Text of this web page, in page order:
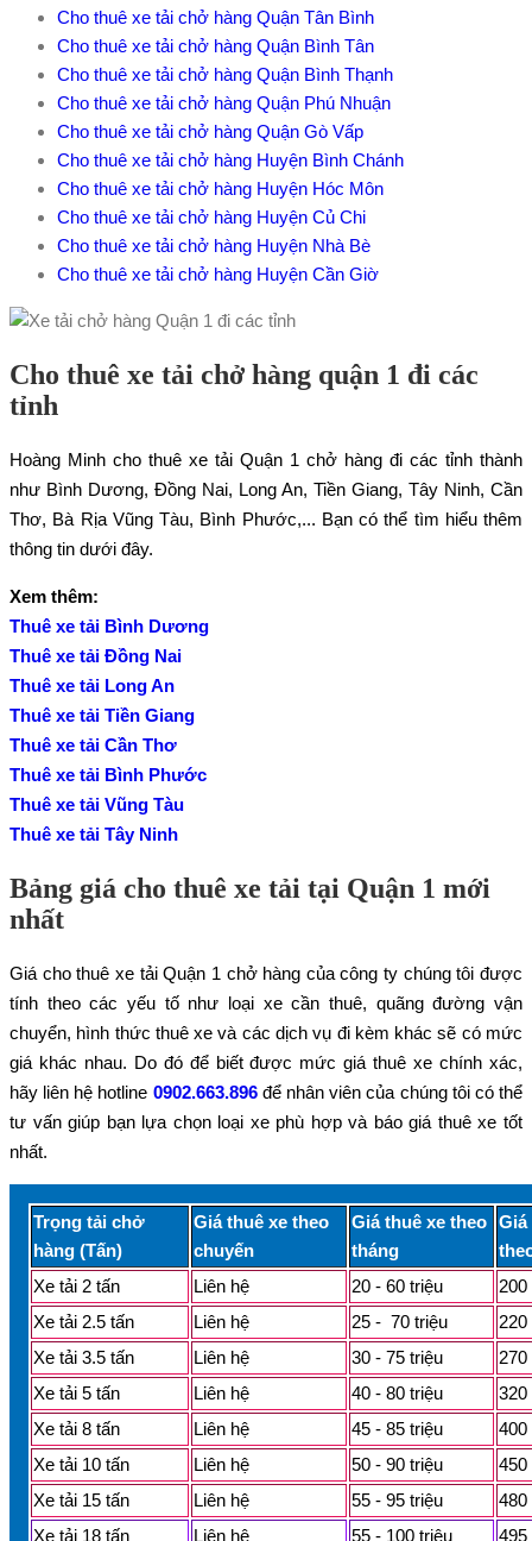
Cho thuê xe tải chở hàng Quận Tân Bình
Cho thuê xe tải chở hàng Quận Bình Tân
Cho thuê xe tải chở hàng Quận Bình Thạnh
Cho thuê xe tải chở hàng Quận Phú Nhuận
Cho thuê xe tải chở hàng Quận Gò Vấp
Cho thuê xe tải chở hàng Huyện Bình Chánh
Cho thuê xe tải chở hàng Huyện Hóc Môn
Cho thuê xe tải chở hàng Huyện Củ Chi
Cho thuê xe tải chở hàng Huyện Nhà Bè
Cho thuê xe tải chở hàng Huyện Cần Giờ
Cho thuê xe tải chở hàng quận 1 đi các
tỉnh
Hoàng Minh cho thuê xe tải Quận 1 chở hàng đi các tỉnh thành
như Bình Dương, Đồng Nai, Long An, Tiền Giang, Tây Ninh, Cần
Thơ, Bà Rịa Vũng Tàu, Bình Phước,... Bạn có thể tìm hiểu thêm
thông tin dưới đây.
Xem thêm:
Thuê xe tải Bình Dương
Thuê xe tải Đồng Nai
Thuê xe tải Long An
Thuê xe tải Tiền Giang
Thuê xe tải Cần Thơ
Thuê xe tải Bình Phước
Thuê xe tải Vũng Tàu
Thuê xe tải Tây Ninh
Bảng giá cho thuê xe tải tại Quận 1 mới
nhất
Giá cho thuê xe tải Quận 1 chở hàng của công ty chúng tôi được
tính theo các yếu tố như loại xe cần thuê, quãng đường vận
chuyển, hình thức thuê xe và các dịch vụ đi kèm khác sẽ có mức
giá khác nhau. Do đó để biết được mức giá thuê xe chính xác,
hãy liên hệ hotline 0902.663.896để nhân viên của chúng tôi có thể
tư vấn giúp bạn lựa chọn loại xe phù hợp và báo giá thuê xe tốt
nhất.
Trọng tải chở
hàng (Tấn)
Giá thuê xe theo
chuyến
Giá thuê xe theo
tháng
Giá
Xe tải 2 tấn
Liên hệ 20 - 60 triệu
200
Xe tải 2.5 tấn
Liên hệ 25 - 70 triệu
220
Xe tải 3.5 tấn
Liên hệ 30 - 75 triệu
270
Xe tải 5 tấn
Liên hệ 40 - 80 triệu
320
Xe tải 8 tấn
Liên hệ 45 - 85 triệu
400
Xe tải 10 tấn
Liên hệ 50 - 90 triệu
450
Xe tải 15 tấn
Liên hệ 55 - 95 triệu
480
Xe tải 18 tấn
Liên hệ 55 - 100 triệu 495